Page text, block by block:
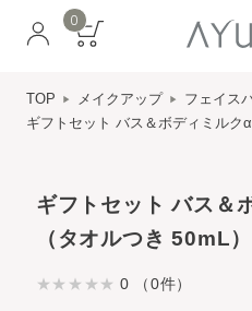
0
TOP メイクアップ
フェイス
ギフトセット バス＆ボディミルク
ギフトセット バス＆
（タオルつき 50mL）
0 （0件）